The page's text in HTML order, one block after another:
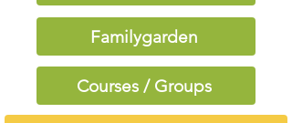
Familygarden
Courses / Groups